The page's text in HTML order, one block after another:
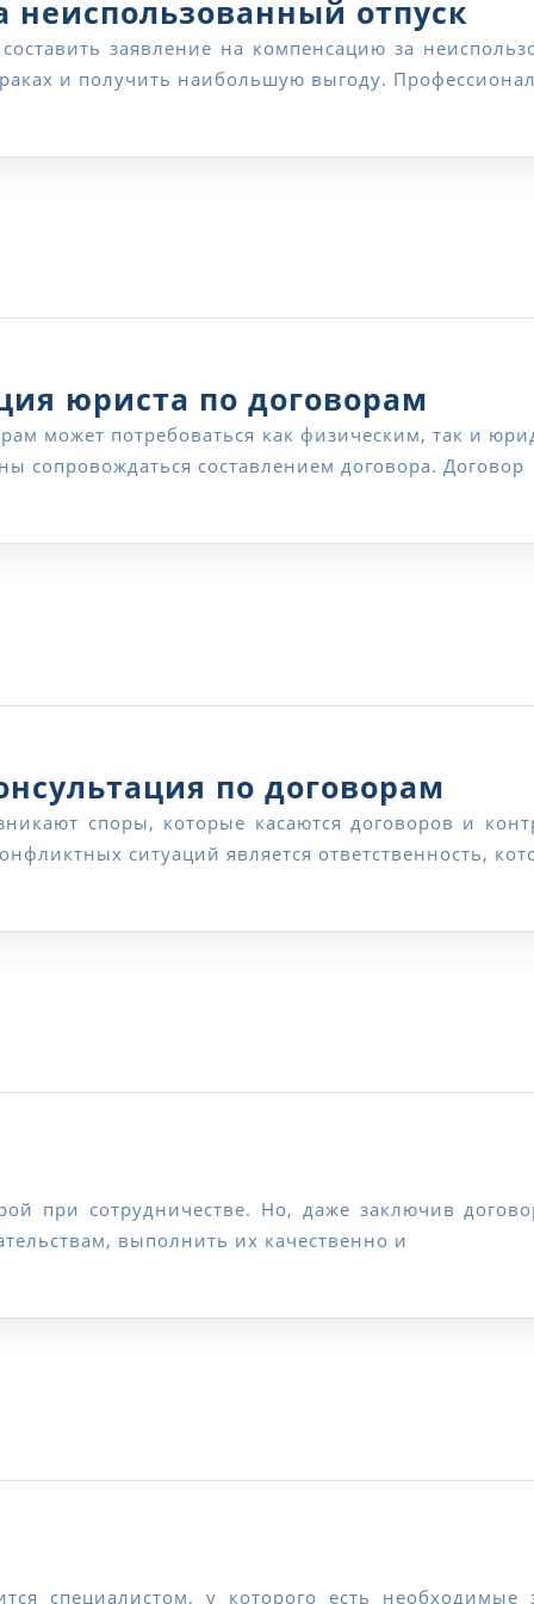
отпуск
на
и получить наибольшую выгоду.
юриста по договорам
сопровождаться составлением договора. Договор
по договорам
ситуаций является ответственность,
по
договорнымвыполнить их качественно и